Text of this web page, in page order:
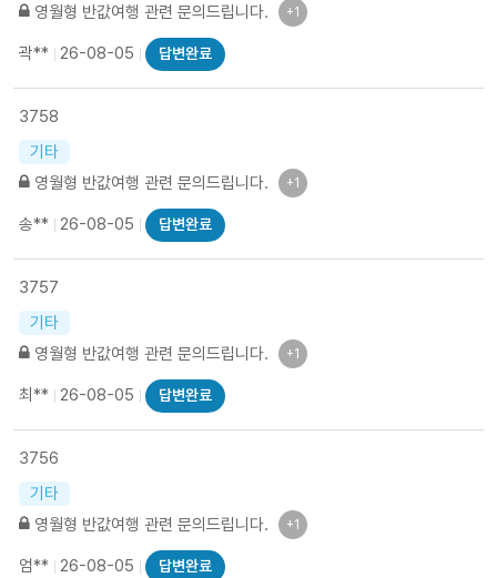
영월형 반값여행 관련 문의드립니다.
+1
곽** 26-08-05 답변완료
3758
기타
영월형 반값여행 관련 문의드립니다.
+1
송** 26-08-05 답변완료
3757
기타
영월형 반값여행 관련 문의드립니다.
+1
최** 26-08-05 답변완료
3756
기타
영월형 반값여행 관련 문의드립니다.
+1
엄** 26-08-05 답변완료